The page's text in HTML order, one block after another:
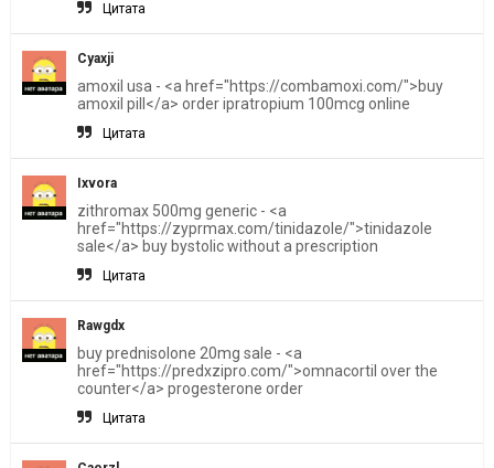
Цитата
Cyaxji
amoxil usa - <a href="https://combamoxi.com/">buy
amoxil pill</a> order ipratropium 100mcg online
Цитата
Ixvora
zithromax 500mg generic - <a
href="https://zyprmax.com/tinidazole/">tinidazole
sale</a> buy bystolic without a prescription
Цитата
Rawgdx
buy prednisolone 20mg sale - <a
href="https://predxzipro.com/">omnacortil over the
counter</a> progesterone order
Цитата